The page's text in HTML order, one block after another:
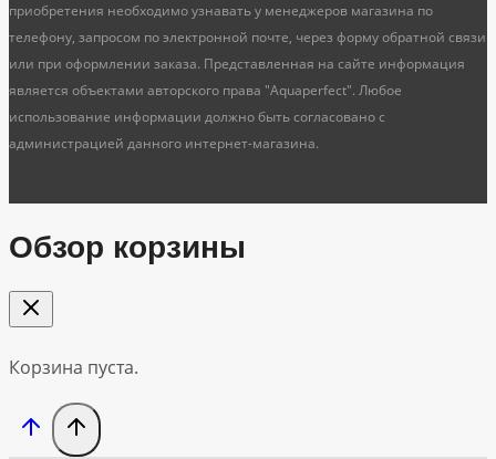
приобретения необходимо узнавать у менеджеров магазина по
телефону, запросом по электронной почте, через форму обратной связи
или при оформлении заказа. Представленная на сайте информация
является объектами авторского права "Aquaperfect". Любое
использование информации должно быть согласовано с
администрацией данного интернет-магазина.
Обзор корзины
Корзина пуста.